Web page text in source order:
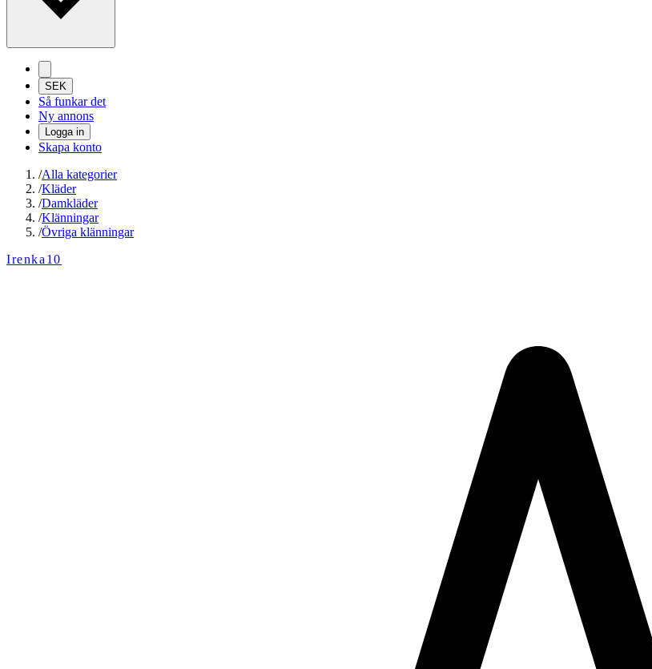
SEK
Så funkar det
Ny annons
Logga in
Skapa konto
/Alla kategorier
/Kläder
/Damkläder
/Klänningar
/Övriga klänningar
Irenka10